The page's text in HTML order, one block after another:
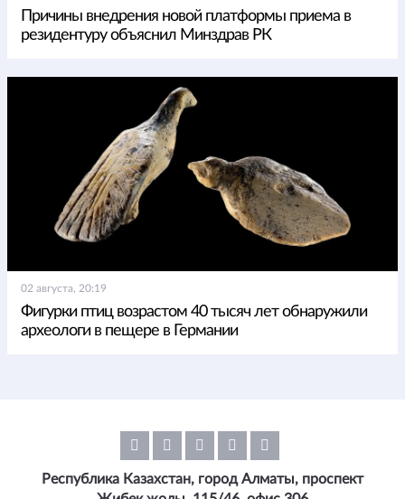
Причины внедрения новой платформы приема в
резидентуру объяснил Минздрав РК
02 августа, 20:19
Фигурки птиц возрастом 40 тысяч лет обнаружили
археологи в пещере в Германии
Республика Казахстан, город Алматы, проспект